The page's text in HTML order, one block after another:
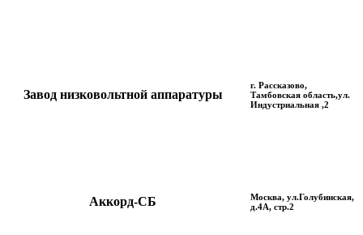
Завод низковольтной аппаратуры
г. Рассказово,
Тамбовская область,ул.
Индустриальная ,2
Аккорд-СБ
Москва, ул.Голубинская,
д.4А, стр.2